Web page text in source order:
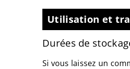
Utilisation et
Durées de
Si vous laissez un